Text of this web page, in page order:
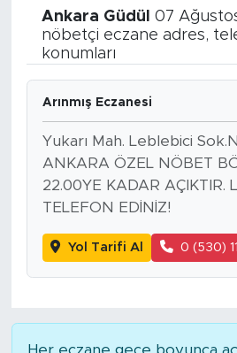
Ankara Güdül
07
nöbetçi eczane adres,
konumları
Arınmış Eczanesi
Yukarı Mah. Leblebici
ANKARA ÖZEL NÖBET
22.00YE KADAR AÇIKTIR.
TELEFON EDİNİZ!
Yol Tarifi Al 0 (530)